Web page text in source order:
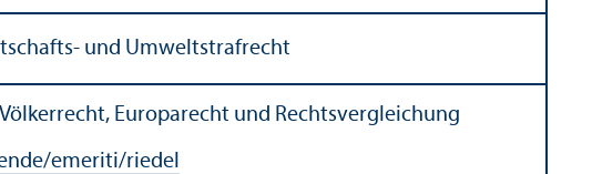
und Umweltstrafrecht
Europarecht und Rechts­vergleich­ung
emeriti/riedel